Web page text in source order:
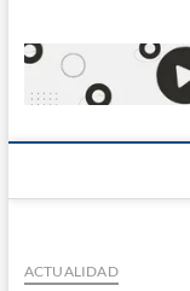
ACTUALIDAD